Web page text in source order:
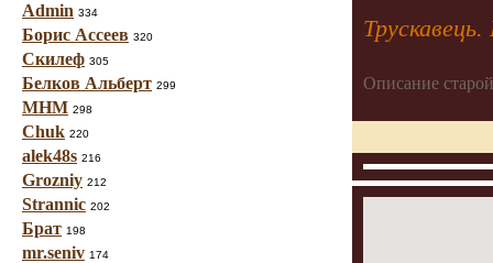
Admin 334
Борис Ассеев 320
Скилеф 305
Белков Альберт 299
МНМ 298
Chuk 220
alek48s 216
Grozniy 212
Strannic 202
Брат 198
mr.seniv 174
Описание